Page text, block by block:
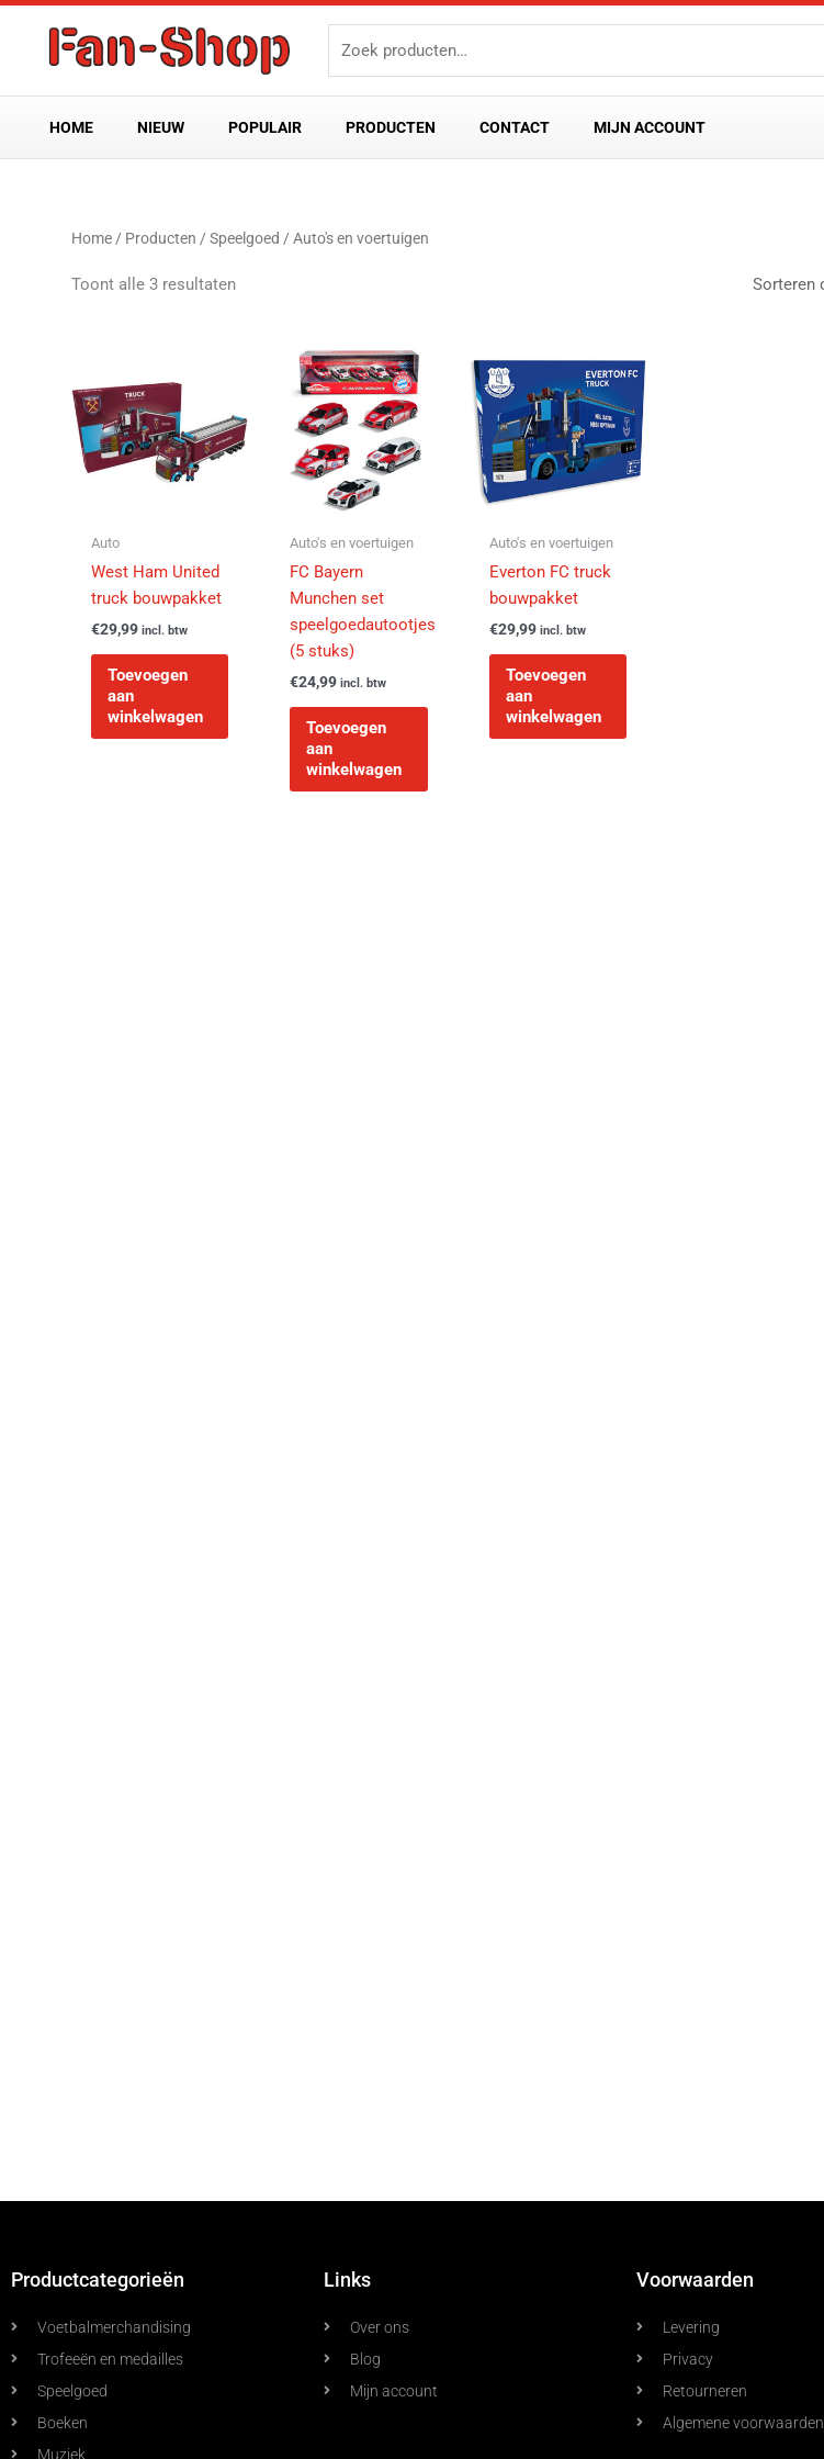
Ga
inhoud
naar:
HOME NIEUW POPULAIR PRODUCTEN CONTACT MIJN ACCOUNT
Home / Producten / Speelgoed / Auto's en voertuigen
Toont alle 3 resultaten
Gesorteerd
op
Auto
West Ham United
truck bouwpakket
€29,99 incl. btw
Toevoegen
aan
winkelwagen
Auto's en voertuigen
FC Bayern
Munchen set
speelgoedautootjes
(5 stuks)
€24,99 incl. btw
Toevoegen
aan
winkelwagen
Auto's en voertuigen
Everton FC truck
bouwpakket
€29,99 incl. btw
Toevoegen
aan
winkelwagen
Productcategorieën
Voetbalmerchandising
Trofeeën en medailles
Speelgoed
Boeken
Muziek
Links
Over ons
Blog
Mijn account
Voorwaarden
Levering
Privacy
Retourneren
Algemene voorwaarden